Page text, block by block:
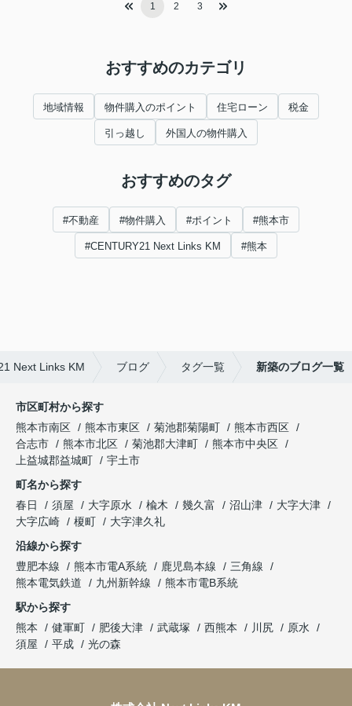
1 2 3
おすすめのカテゴリ
地域情報 物件購入のポイント 住宅ローン 税金
引っ越し 外国人の物件購入
おすすめのタグ
#不動産 #物件購入 #ポイント #熊本市
#CENTURY21 Next Links KM #熊本
Next Links KM ブログ タグ一覧 新築のブログ一覧
市区町村から探す
熊本市南区
熊本市東区 菊池郡菊陽町
熊本市西区
合志市
熊本市北区 菊池郡大津町
熊本市中央区
上益城郡益城町
宇土市
町名から探す
春日
須屋 大字原水 楡木 幾久富 沼山津
大字大津
大字広崎
榎町
大字津久礼
沿線から探す
豊肥本線
熊本市電A系統 鹿児島本線
三角線
熊本電気鉄道
九州新幹線
熊本市電B系統
駅から探す
熊本
健軍町 肥後大津 武蔵塚 西熊本 川尻
原水
須屋
平成 光の森